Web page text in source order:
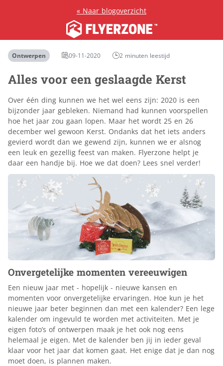
« Naar blogoverzicht
Ontwerpen 09-11-2020 2 minuten leestijd
Alles voor een geslaagde Kerst
Over één ding kunnen we het wel eens zijn: 2020 is een
bijzonder jaar gebleken. Niemand had kunnen voorspellen
hoe het jaar zou gaan lopen. Maar het wordt 25 en 26
december wel gewoon Kerst. Ondanks dat het iets anders
gevierd wordt dan we gewend zijn, kunnen we er alsnog
een leuk en gezellig feest van maken. Flyerzone helpt je
daar een handje bij. Hoe we dat doen? Lees snel verder!
Onvergetelijke momenten vereeuwigen
Een nieuw jaar met - hopelijk - nieuwe kansen en
momenten voor onvergetelijke ervaringen. Hoe kun je het
nieuwe jaar beter beginnen dan met een kalender? Een lege
kalender om ingevuld te worden met activiteiten. Met je
eigen foto’s of ontwerpen maak je het ook nog eens
helemaal je eigen. Met de kalender ben jij in ieder geval
klaar voor het jaar dat komen gaat. Het enige dat je dan nog
moet doen, is plannen maken.